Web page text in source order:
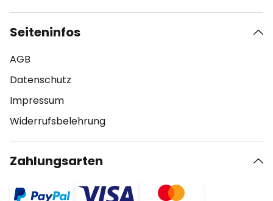
Seiteninfos
AGB
Datenschutz
Impressum
Widerrufsbelehrung
Zahlungsarten